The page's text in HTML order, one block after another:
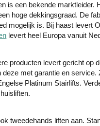
is een bekende marktleider.
hoge dekkingsgraad. De
mogelijk is. Bij haast levert
levert heel Europa vanuit
producten levert gericht op
met garantie en service.
Platinum Stairlifts.
tweedehands liften aan.